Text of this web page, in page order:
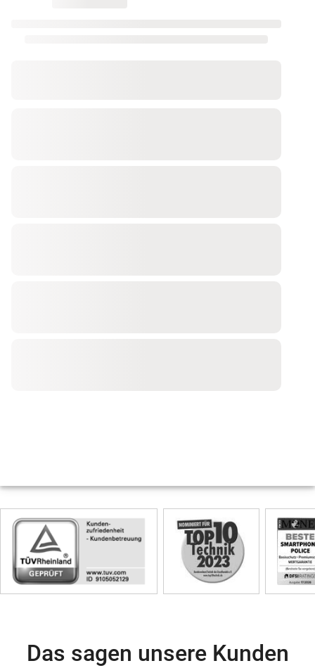
Skip
Siegel
Das sagen unsere Kunden